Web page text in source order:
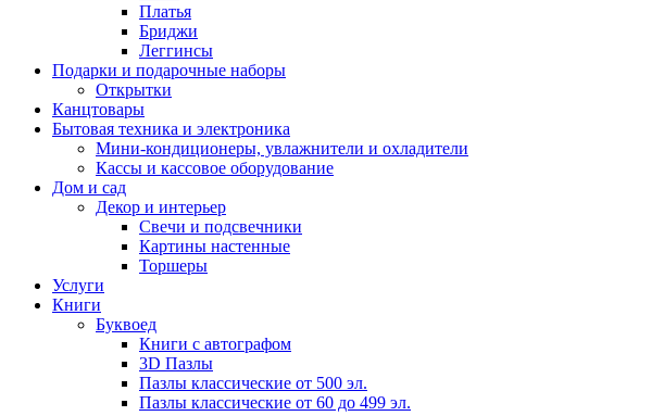
Платья
Бриджи
Леггинсы
Подарки и подарочные наборы
Открытки
Канцтовары
Бытовая техника и электроника
Мини-кондиционеры, увлажнители и охладители
Кассы и кассовое оборудование
Дом и сад
Декор и интерьер
Свечи и подсвечники
Картины настенные
Торшеры
Услуги
Книги
Буквоед
Книги с автографом
3D Пазлы
Пазлы классические от 500 эл.
Пазлы классические от 60 до 499 эл.